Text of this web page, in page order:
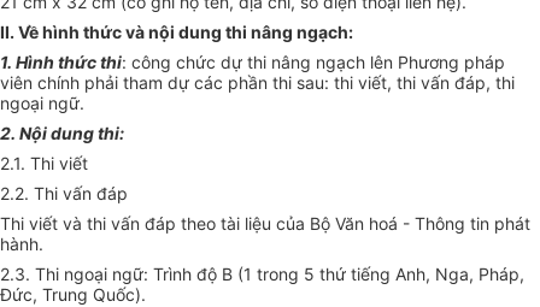
II. Về hình thức và nội dung thi nâng ngạch:
1. Hình thức thi: công chức dự thi nâng ngạch lên Phương pháp
viên chính phải tham dự các phần thi sau: thi viết, thi vấn đáp, thi
ngoại ngữ.
2. Nội dung thi:
2.1. Thi viết
2.2. Thi vấn đáp
Thi viết và thi vấn đáp theo tài liệu của Bộ Văn hoá - Thông tin phát
hành.
2.3. Thi ngoại ngữ: Trình độ B (1 trong 5 thứ tiếng Anh, Nga, Pháp,
Đức, Trung Quốc).